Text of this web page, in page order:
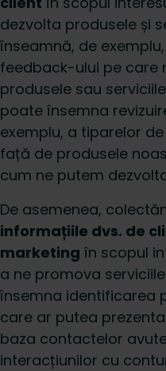
dezvolta produsele și
înseamnă, de
feedback-ului pe care
produsele sau
poate însemna
exemplu, a tiparelor
față de produsele
cum ne putem
De asemenea,
informațiile dvs. de
marketing în scopul
a ne promova
însemna identificarea
care ar putea
baza contactelor
interacțiunilor cu